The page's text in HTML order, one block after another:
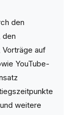
den
den
auf
YouTube-
weitere